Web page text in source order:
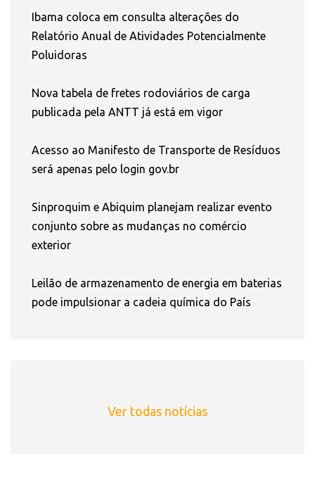
Ibama coloca em consulta alterações do
Relatório Anual de Atividades Potencialmente
Poluidoras
Nova tabela de fretes rodoviários de carga
publicada pela ANTT já está em vigor
Acesso ao Manifesto de Transporte de Resíduos
será apenas pelo login gov.br
Sinproquim e Abiquim planejam realizar evento
conjunto sobre as mudanças no comércio
exterior
Leilão de armazenamento de energia em baterias
pode impulsionar a cadeia química do País
Ver todas notícias